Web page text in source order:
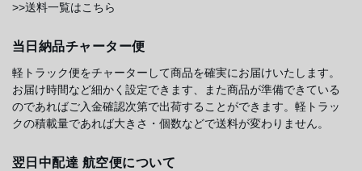
>>送料一覧はこちら
当日納品チャーター便
軽トラック便をチャーターして商品を確実にお届けいたします。
お届け時間など細かく設定できます、また商品が準備できている
のであればご入金確認次第で出荷することができます。軽トラッ
クの積載量であれば大きさ・個数などで送料が変わりません。
翌日中配達 航空便について